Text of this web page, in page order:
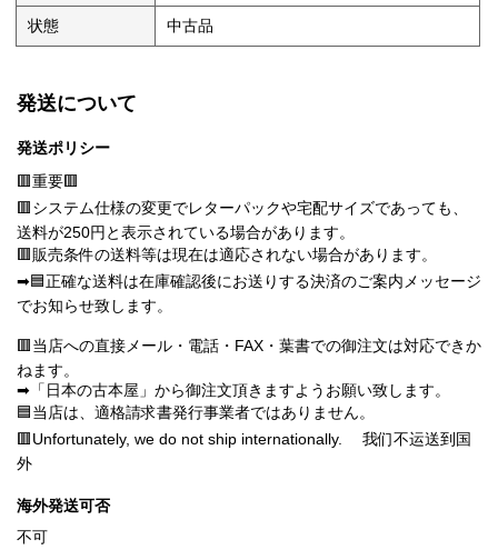
状態 中古品
発送について
発送ポリシー
🟥重要🟥
🟥システム仕様の変更でレターパックや宅配サイズであっても、
送料が250円と表示されている場合があります。
🟥販売条件の送料等は現在は適応されない場合があります。
➡🟦正確な送料は在庫確認後にお送りする決済のご案内メッセージ
でお知らせ致します。
🟥当店への直接メール・電話・FAX・葉書での御注文は対応できか
ねます。
➡「日本の古本屋」から御注文頂きますようお願い致します。
🟦当店は、適格請求書発行事業者ではありません。
🟥Unfortunately, we do not ship internationally. 我们不运送到国
外
海外発送可否
不可